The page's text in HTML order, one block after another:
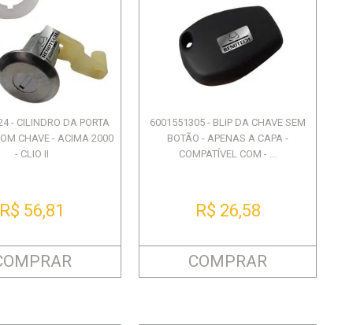
- CILINDRO DA PORTA
CHAVE - ACIMA 2000
- CLIO II
R$ 56,81
6001551305 - BLIP DA CHAVE SEM
BOTÃO - APENAS A CAPA -
COMPATÍVEL COM - ...
R$ 26,58
COMPRAR